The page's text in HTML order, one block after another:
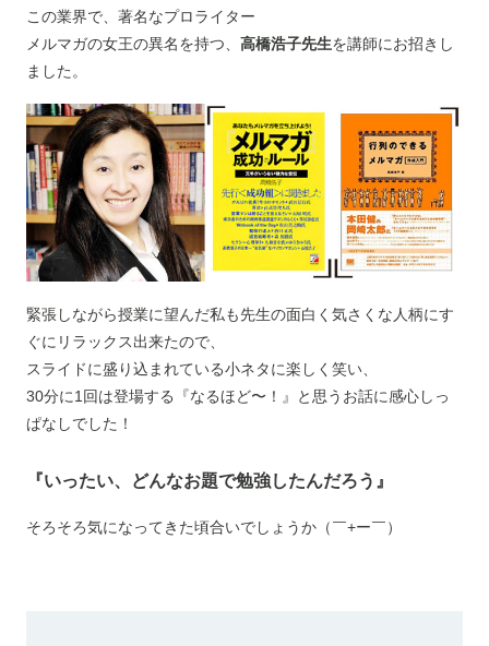
この業界で、著名なプロライター
メルマガの女王の異名を持つ、 高橋浩子先生を講師にお招きし
ました。
緊張しながら授業に望んだ私も先生の面白く気さくな人柄にす
ぐにリラックス出来たので、
スライドに盛り込まれている小ネタに楽しく笑い、
30分に1回は登場する『なるほど〜！』と思うお話に感心しっ
ぱなしでした！
『いったい、どんなお題で勉強したんだろう』
そろそろ気になってきた頃合いでしょうか（￣+ー￣）